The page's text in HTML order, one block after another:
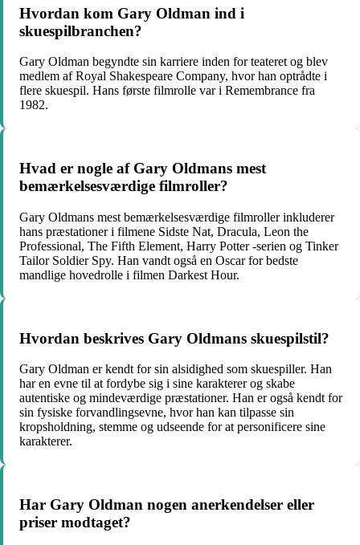
Hvordan kom Gary Oldman ind i
skuespilbranchen?
Gary Oldman begyndte sin karriere inden for teateret og blev
medlem af Royal Shakespeare Company, hvor han optrådte i
flere skuespil. Hans første filmrolle var i Remembrance fra
1982.
Hvad er nogle af Gary Oldmans mest
bemærkelsesværdige filmroller?
Gary Oldmans mest bemærkelsesværdige filmroller inkluderer
hans præstationer i filmene Sidste Nat, Dracula, Leon the
Professional, The Fifth Element, Harry Potter -serien og Tinker
Tailor Soldier Spy. Han vandt også en Oscar for bedste
mandlige hovedrolle i filmen Darkest Hour.
Hvordan beskrives Gary Oldmans skuespilstil?
Gary Oldman er kendt for sin alsidighed som skuespiller. Han
har en evne til at fordybe sig i sine karakterer og skabe
autentiske og mindeværdige præstationer. Han er også kendt for
sin fysiske forvandlingsevne, hvor han kan tilpasse sin
kropsholdning, stemme og udseende for at personificere sine
karakterer.
Har Gary Oldman nogen anerkendelser eller
priser modtaget?